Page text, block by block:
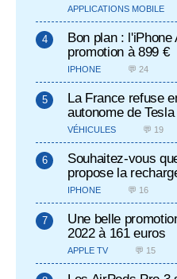
APPLICATIONS MOBILE
Bon plan :
promotion à 899 €
IPHONE 💬 24
La France refuse
autonome de Tesla
VÉHICULES 💬 19
Souhaitez-vous
propose la
IPHONE 💬 16
Une belle
2022 à 161 euros
APPLE TV 💬 15